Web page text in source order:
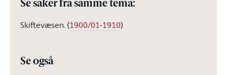
Se saker fra samme tema:
Skiftevæsen.(1900/01-1910)
Se også